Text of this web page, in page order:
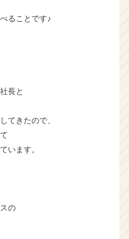
ることです♪
長と
てきたので、
います。
の